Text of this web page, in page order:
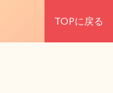
TOPに戻る